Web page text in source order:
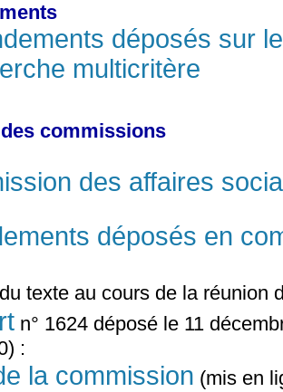
déposés sur
multicritère
commissions
des affaires
déposés en
texte au cours de la réunion
n° 1624 déposé le 11
:
la commission (mis en